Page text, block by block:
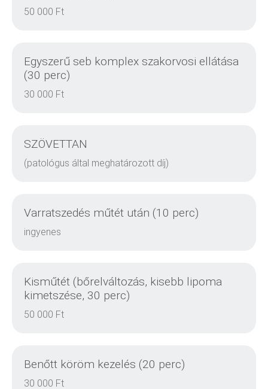
50 000 Ft
Egyszerű seb komplex szakorvosi ellátása
(30 perc)
30 000 Ft
DETAILS
SZÖVETTAN
(patológus által meghatározott díj)
DETAILS
Varratszedés műtét után (10 perc)
ingyenes
Kisműtét (bőrelváltozás, kisebb lipoma
kimetszése, 30 perc)
50 000 Ft
Benőtt köröm kezelés (20 perc)
30 000 Ft